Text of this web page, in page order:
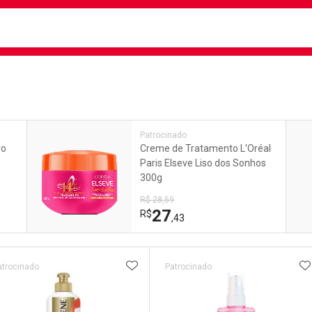
Patrocinado
Creme de Tratamento L'Oréal
Paris Elseve Liso dos Sonhos
300g
R$ 28,59
R$27,43
ADICIONAR AOS FAVORITOS
Patrocinado